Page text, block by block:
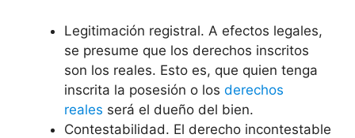
Legitimación registral. A efectos legales,
se presume que los derechos inscritos
son los reales. Esto es, que quien tenga
inscrita la posesión o los derechos
reales será el dueño del bien.
Contestabilidad. El derecho incontestable